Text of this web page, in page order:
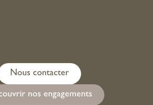
Nous contacter
nos engagements